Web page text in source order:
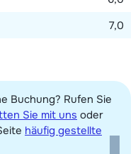
7,0
Buchung? Rufen Sie
Sie mit uns oder
häufig gestellte